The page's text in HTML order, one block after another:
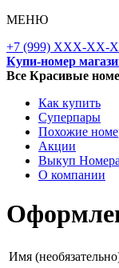
МЕНЮ
+7 (999) XXX-XX-
Купи-номер
Все Красивые
Как купить
Суперпары
Похожие
Акции
Выкуп Номера
О компании
Имя